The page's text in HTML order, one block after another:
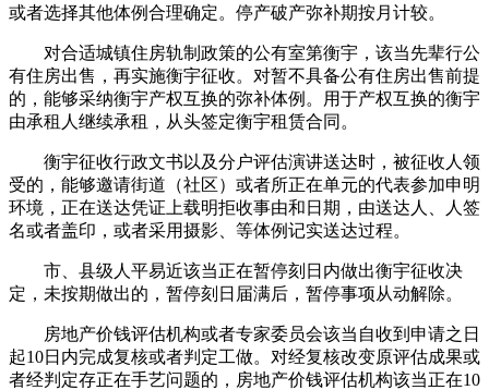
或者选择其他体例合理确定。停产破产弥补期按月计较。
对合适城镇住房轨制政策的公有室第衡宇，该当先辈行公
有住房出售，再实施衡宇征收。对暂不具备公有住房出售前提
的，能够采纳衡宇产权互换的弥补体例。用于产权互换的衡宇
由承租人继续承租，从头签定衡宇租赁合同。
衡宇征收行政文书以及分户评估演讲送达时，被征收人领
受的，能够邀请街道（社区）或者所正在单元的代表参加申明
环境，正在送达凭证上载明拒收事由和日期，由送达人、人签
名或者盖印，或者采用摄影、等体例记实送达过程。
市、县级人平易近该当正在暂停刻日内做出衡宇征收决
定，未按期做出的，暂停刻日届满后，暂停事项从动解除。
房地产价钱评估机构或者专家委员会该当自收到申请之日
起10日内完成复核或者判定工做。对经复核改变原评估成果或
者经判定存正在手艺问题的，房地产价钱评估机构该当正在10